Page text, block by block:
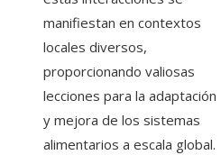
manifiestan en contextos
locales diversos,
proporcionando valiosas
lecciones para la adaptación
y mejora de los sistemas
alimentarios a escala global.